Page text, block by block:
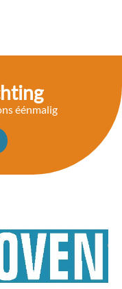
éénmalig